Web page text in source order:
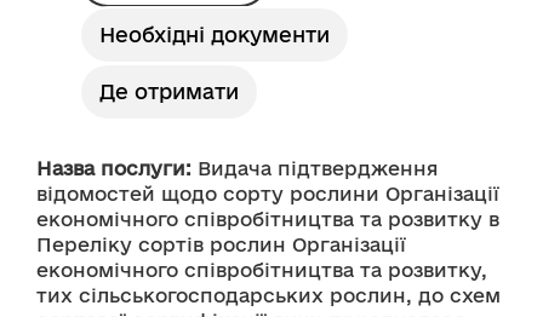
Необхідні документи
Де отримати
Назва послуги: Видача підтвердження
відомостей щодо сорту рослини Організації
економічного співробітництва та розвитку в
Переліку сортів рослин Організації
економічного співробітництва та розвитку,
тих сільськогосподарських рослин, до схем